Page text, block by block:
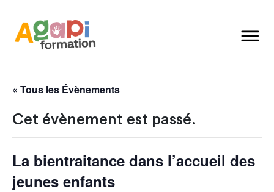
« Tous les Évènements
Cet évènement est passé.
La bientraitance dans l’accueil des
jeunes enfants